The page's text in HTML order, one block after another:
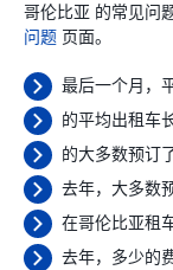
哥伦比亚 的常见问
问题 页面。
最后一个月，
的平均出租车
的大多数预订
去年，大多数
在哥伦比亚租
去年，多少的